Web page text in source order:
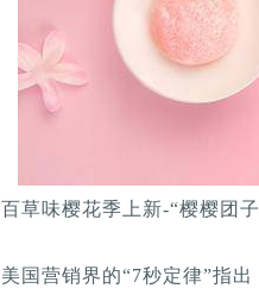
百草味樱花季上新-“樱樱团
美国营销界的“7秒定律”指